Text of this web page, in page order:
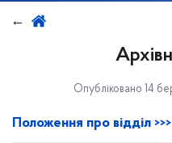
Опубліковано 14
Положення про відділ >>>